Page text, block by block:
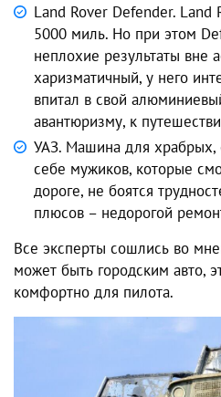
Land Rover Defender. Land
5000 миль. Но при этом
неплохие результаты вне
харизматичный, у него
впитал в свой
авантюризму, к
УАЗ. Машина для
себе мужиков, которые
дороге, не боятся
плюсов – недорогой
Все эксперты сошлись во
может быть городским авто,
комфортно для пилота.